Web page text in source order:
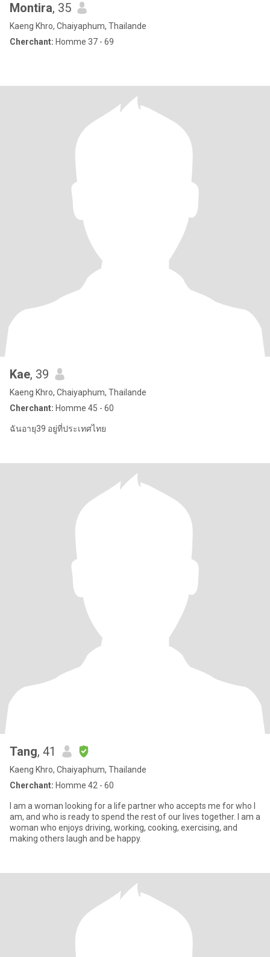
Montira, 35
Kaeng Khro, Chaiyaphum, Thailande
Cherchant: Homme 37 - 69
Kae, 39
Kaeng Khro, Chaiyaphum, Thailande
Cherchant: Homme 45 - 60
ฉันอายุ39 อยู่ที่ประเทศไทย
Tang, 41
Kaeng Khro, Chaiyaphum, Thailande
Cherchant: Homme 42 - 60
I am a woman looking for a life partner who accepts me for who I
am, and who is ready to spend the rest of our lives together. I am a
woman who enjoys driving, working, cooking, exercising, and
making others laugh and be happy.